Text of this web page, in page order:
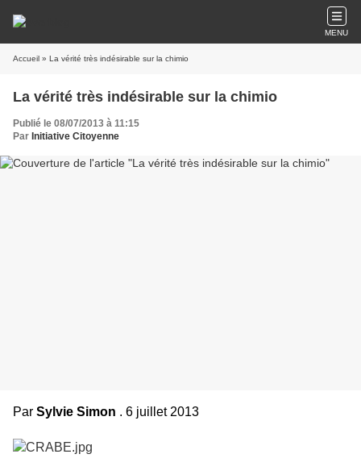
MENU
Accueil » La vérité très indésirable sur la chimio
La vérité très indésirable sur la chimio
Publié le 08/07/2013 à 11:15
Par Initiative Citoyenne
Par Sylvie Simon . 6 juillet 2013